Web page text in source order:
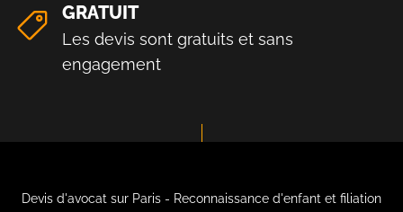
GRATUIT
Les devis sont gratuits et sans
engagement
Devis d'avocat sur Paris - Reconnaissance d'enfant et filiation